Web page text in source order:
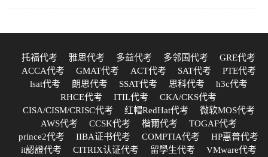
托福代考 雅思代考 多益代考 多邻国代考
GRE代考
ACCA代考
GMAT代考 ACT代考 SAT代考
PTE代考
lsat代考
朗思代考 SSAT代考 思科代考
h3c代考
RHCE代考
ITIL代考
CKA/CKS代考
CISA/CISM/CRISC代考
红帽RedHat代考
微软MOS代考
AWS代考
CCSK代考 楷爾代考
TOGAF代考
prince2代考
IIBA证书代考 COMPTIA代考
HP惠普代考
it認證代考
CITRIX认证代考 留學生代考
VMware代考